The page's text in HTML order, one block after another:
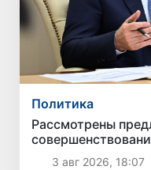
Политика
Рассмотрены
защиты
3 авг 2026, 18:07